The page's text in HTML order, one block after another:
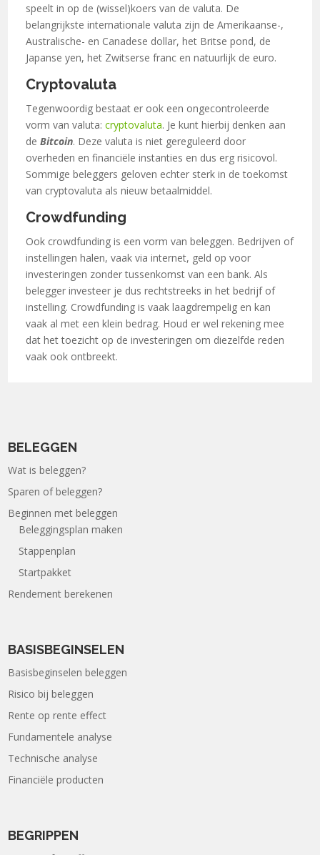
speelt in op de (wissel)koers van de valuta. De
belangrijkste internationale valuta zijn de Amerikaanse-,
Australische- en Canadese dollar, het Britse pond, de
Japanse yen, het Zwitserse franc en natuurlijk de euro.
Cryptovaluta
Tegenwoordig bestaat er ook een ongecontroleerde
vorm van valuta:cryptovaluta. Je kunt hierbij denken aan
deBitcoin. Deze valuta is niet gereguleerd door
overheden en financiële instanties en dus erg risicovol.
Sommige beleggers geloven echter sterk in de toekomst
van cryptovaluta als nieuw betaalmiddel.
Crowdfunding
Ook crowdfunding is een vorm van beleggen. Bedrijven of
instellingen halen, vaak via internet, geld op voor
investeringen zonder tussenkomst van een bank. Als
belegger investeer je dus rechtstreeks in het bedrijf of
instelling. Crowdfunding is vaak laagdrempelig en kan
vaak al met een klein bedrag. Houd er wel rekening mee
dat het toezicht op de investeringen om diezelfde reden
vaak ook ontbreekt.
BELEGGEN
Wat is beleggen?
Sparen of beleggen?
Beginnen met beleggen
Beleggingsplan maken
Stappenplan
Startpakket
Rendement berekenen
BASISBEGINSELEN
Basisbeginselen beleggen
Risico bij beleggen
Rente op rente effect
Fundamentele analyse
Technische analyse
Financiële producten
BEGRIPPEN